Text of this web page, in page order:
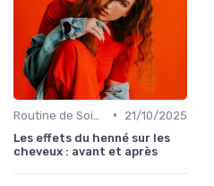
•
21/10/2025
Les effets du henné sur les
cheveux : avant et après